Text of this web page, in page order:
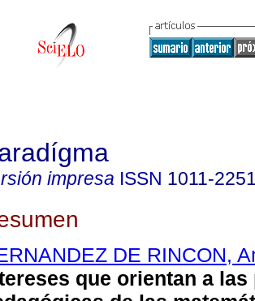
impresa ISSN 1011-
DE RINCON,
que orientan a